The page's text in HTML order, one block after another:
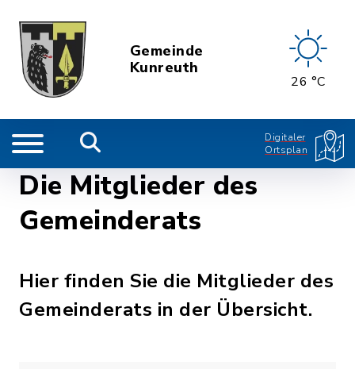
Gemeinde
Kunreuth
26 °C
Digitaler
Ortsplan
Die Mitglieder des
Gemeinderats
Hier finden Sie die Mitglieder des
Gemeinderats in der Übersicht.